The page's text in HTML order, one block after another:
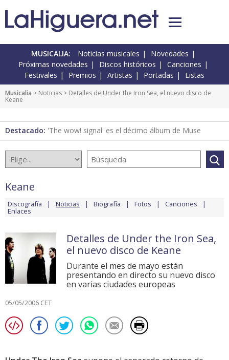
MUSICALIA: Noticias musicales
Novedades
Próximas novedades
Discos históricos
Canciones
Festivales
Premios Artistas Portadas Listas
Musicalia > Noticias > Detalles de Under the Iron Sea, el nuevo disco de
Keane
Destacado: 'The wow! signal' es el décimo álbum de Muse
Keane
Discografía Noticias Biografía Fotos Canciones
Enlaces
Detalles de Under the Iron Sea,
el nuevo disco de Keane
Durante el mes de mayo están
presentando en directo su nuevo disco
en varias ciudades europeas
05/05/2006 CET